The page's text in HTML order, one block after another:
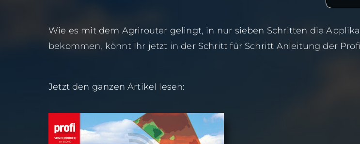
Wie es mit dem Agrirouter gelingt, in nur sieben Schritten die
bekommen, könnt Ihr jetzt in der Schritt für Schritt Anleitung der
Jetzt den ganzen Artikel lesen: